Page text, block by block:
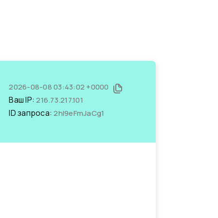
2026-08-08 03:43:02 +0000
Ваш IP:216.73.217.101
ID запроса:2hI9eFmJaCg1